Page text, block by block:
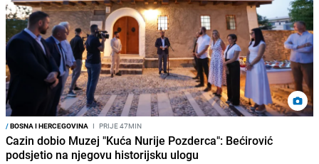
/BOSNA I HERCEGOVINA I PRIJE 47MIN
Cazin dobio Muzej "Kuća Nurije Pozderca": Bećirović
podsjetio na njegovu historijsku ulogu